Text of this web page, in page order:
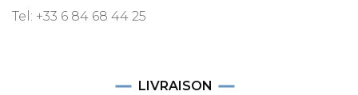
Tel: +33 6 84 68 44 25
LIVRAISON